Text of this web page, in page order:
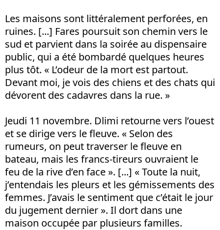
Les maisons sont littéralement perforées, en
ruines. [...] Fares poursuit son chemin vers le
sud et parvient dans la soirée au dispensaire
public, qui a été bombardé quelques heures
plus tôt. « L’odeur de la mort est partout.
Devant moi, je vois des chiens et des chats qui
dévorent des cadavres dans la rue. »
Jeudi 11 novembre. Dlimi retourne vers l’ouest
et se dirige vers le fleuve. « Selon des
rumeurs, on peut traverser le fleuve en
bateau, mais les francs-tireurs ouvraient le
feu de la rive d’en face ». [...] « Toute la nuit,
j’entendais les pleurs et les gémissements des
femmes. J’avais le sentiment que c’était le jour
du jugement dernier ». Il dort dans une
maison occupée par plusieurs familles.